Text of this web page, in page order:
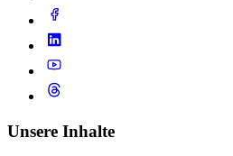
Unsere Inhalte